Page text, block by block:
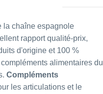
la chaîne espagnole
rapport qualité-prix,
d'origine et 100 %
alimentaires du
Compléments
les articulations et le